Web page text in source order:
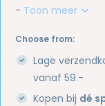
- Toon meer
Choose from:
Lage
vanaf 59.-
Kopen bij dé